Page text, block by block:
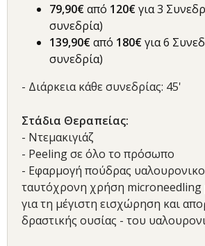
79,90€από 120€για 3
συνεδρία)
139,90€από 180€για 6
συνεδρία)
- Διάρκεια κάθε συνεδρίας: 45'
Στάδια Θεραπείας:
- Ντεμακιγιάζ
- Peeling σε όλο το πρόσωπο
- Εφαρμογή πούδρας
ταυτόχρονη χρήση microneedling
για τη μέγιστη εισχώρηση και
δραστικής ουσίας - του